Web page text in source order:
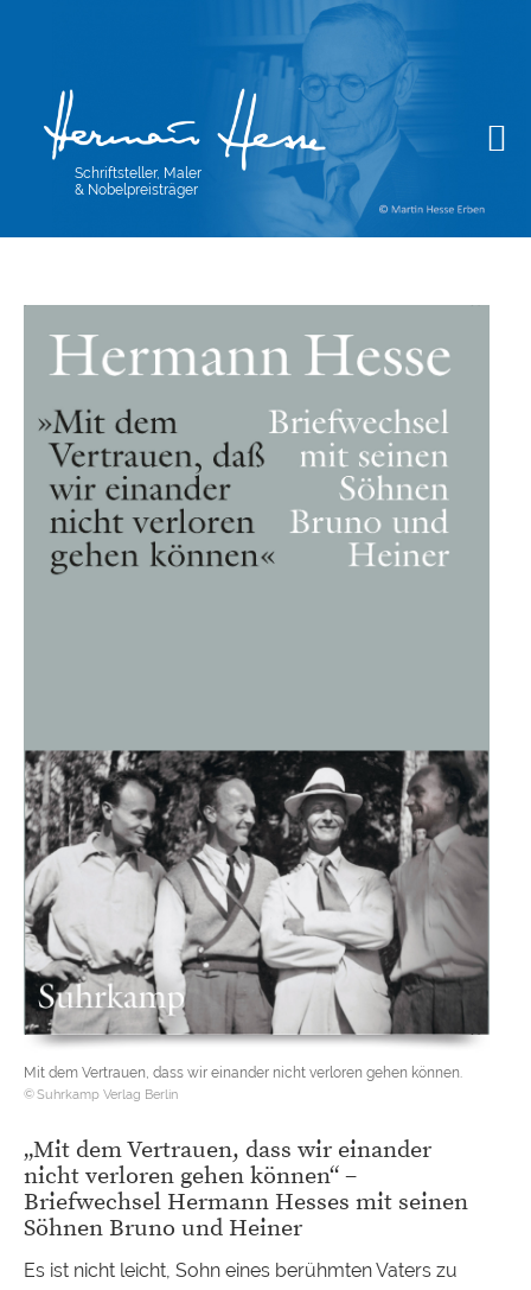
Schriftsteller, Maler
& Nobelpreisträger
Mit dem Vertrauen, dass wir einander nicht verloren gehen können.
Suhrkamp Verlag Berlin
„Mit dem Vertrauen, dass wir einander
nicht verloren gehen können“ –
Briefwechsel Hermann Hesses mit seinen
Söhnen Bruno und Heiner
Es ist nicht leicht, Sohn eines berühmten Vaters zu